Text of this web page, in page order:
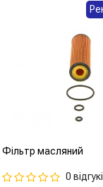
Фільтр масляний
0